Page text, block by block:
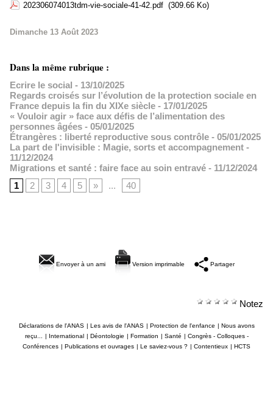
202306074013tdm-vie-sociale-41-42.pdf (309.66 Ko)
Dimanche 13 Août 2023
Dans la même rubrique :
Ecrire le social - 13/10/2025
Regards croisés sur l’évolution de la protection sociale en
France depuis la fin du XIXe siècle - 17/01/2025
« Vouloir agir » face aux défis de l’alimentation des
personnes âgées - 05/01/2025
Étrangères : liberté reproductive sous contrôle - 05/01/2025
La part de l'invisible : Magie, sorts et accompagnement -
11/12/2024
Migrations et santé : faire face au soin entravé - 11/12/2024
1
2 3 4 5 » ... 40
Envoyer à un ami Version imprimable Partager
Notez
Déclarations de l'ANAS | Les avis de l'ANAS | Protection de l'enfance | Nous avons
reçu...
| International | Déontologie | Formation | Santé | Congrès - Colloques -
Conférences | Publications et ouvrages | Le saviez-vous ? | Contentieux | HCTS